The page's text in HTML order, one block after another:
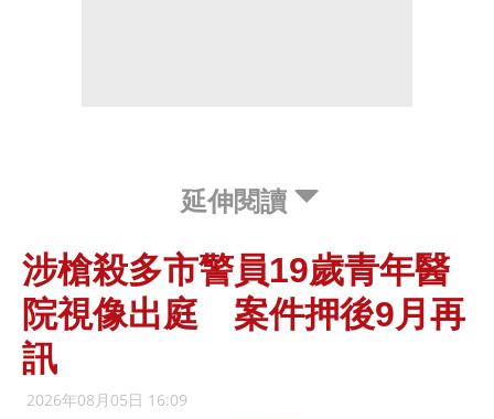
延伸閱讀
涉槍殺多市警員19歲青年醫
院視像出庭 案件押後9月再
訊
2026年08月05日 16:09